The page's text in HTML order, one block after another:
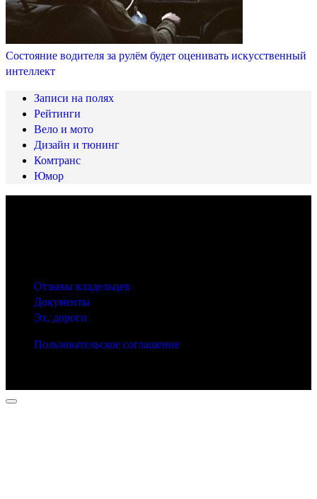
Состояние водителя за рулём будет оценивать искусственный
интеллект
Записи на полях
Рейтинги
Вело и мото
Дизайн и тюнинг
Комтранс
Юмор
Отзывы владельцев
Документы
Эх, дороги
Пользовательское соглашение